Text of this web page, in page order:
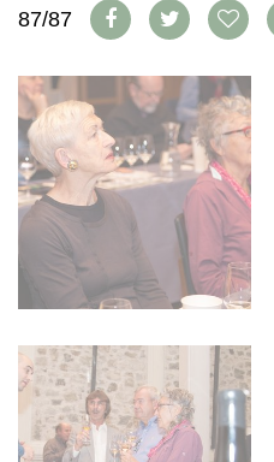
ABO
VORTEILSWELT
BÜCHER
WEINSZENE
PORTRAITS
VINOPHILES
ARCHIV
ANMELDEN
AWARDS
GEWINNSPIELE
VORTEILSWELT
TRINKREIFETABELLE
ABO
WEINSUCHE
NEWSLETTER
WINE TRADE CLUB
REDAKTION
JOBS
WERBUNG
PRESSE
87/87